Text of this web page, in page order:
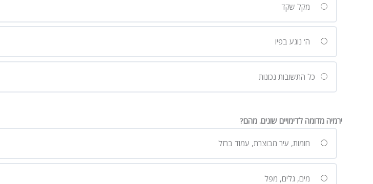
מקל שקד
ה' נוגע בפיו
כל התשובות נכונות
ירמיה מדומה לדימויים שונים. מהם?
חומות, עיר מבוצרת, עמוד ברזל
מים, גלים, מפל